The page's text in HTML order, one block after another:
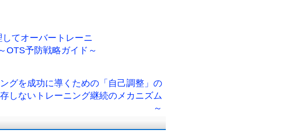
してオーバートレーニ
予防戦略ガイド～
グを成功に導くための「自己調整」の
しないトレーニング継続のメカニズム
～